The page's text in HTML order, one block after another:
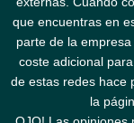
que encuentras en
parte de la
coste adicional
de estas redes hace
la